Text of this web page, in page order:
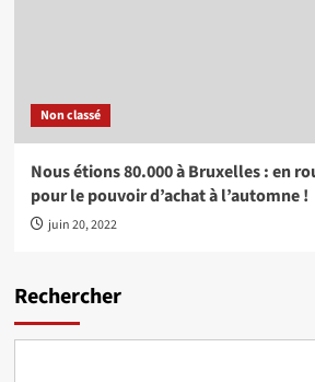
Non classé
Nous étions 80.000 à Bruxelles : en
pour le pouvoir d’achat à l’automne !
juin 20, 2022
Rechercher